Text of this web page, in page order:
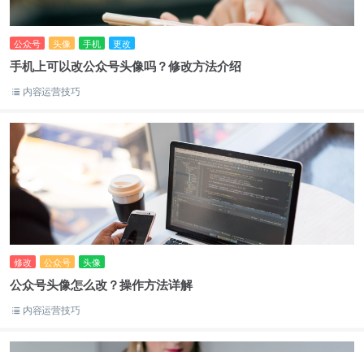
公众号 头像 手机 更改
手机上可以改公众号头像吗？修改方法介绍
内容运营技巧
修改 公众号 头像
公众号头像怎么改？操作方法详解
内容运营技巧